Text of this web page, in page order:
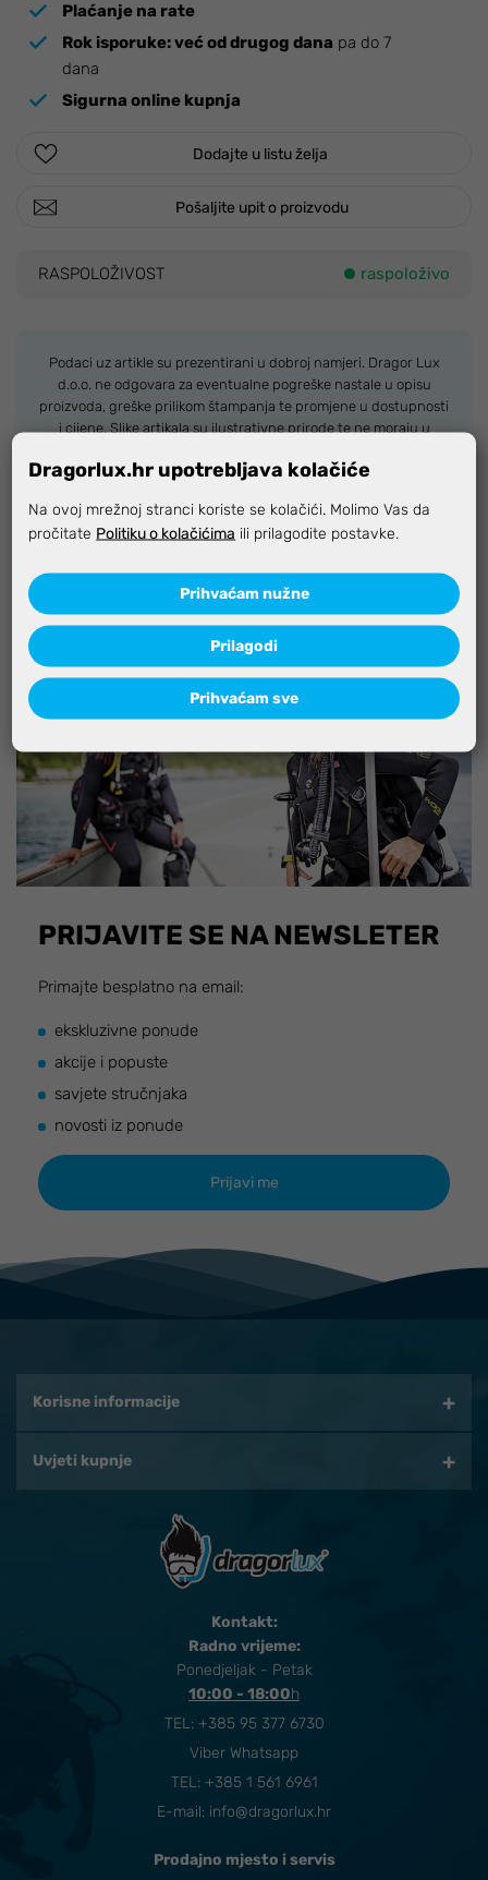
Plaćanje na rate
Rok isporuke:već od drugog dana pa do 7
dana
Sigurna online kupnja
Dodajte u listu želja
Pošaljite upit o proizvodu
RASPOLOŽIVOST raspoloživo
Podaci uz artikle su prezentirani u dobroj namjeri. Dragor Lux
d.o.o. ne odgovara za eventualne pogreške nastale u opisu
proizvoda, greške prilikom štampanja te promjene u dostupnosti
i cijene. Slike artikala su ilustrativne prirode te ne moraju u
možete nas kontaktirati nainfo@dragorlux.hr
PRIJAVITE SE NA NEWSLETER
Primajte besplatno na email:
ekskluzivne ponude
akcije i popuste
savjete stručnjaka
novosti iz ponude
Korisne informacije
Uvjeti kupnje
Kontakt:
Radno vrijeme:
Ponedjeljak - Petak
10:00 - 18:00​h
TEL: +385 95 377 6730
Viber Whatsapp
TEL: +385 1 561 6961
E-mail: info@dragorlux.hr
Prodajno mjesto i servis
Dragorlux.hr upotrebljava kolačiće
Na ovoj mrežnoj stranci koriste se kolačići. Molimo Vas da
pročitate Politiku o kolačićima ili prilagodite postavke.
Prihvaćam nužne
Prilagodi
Prihvaćam sve